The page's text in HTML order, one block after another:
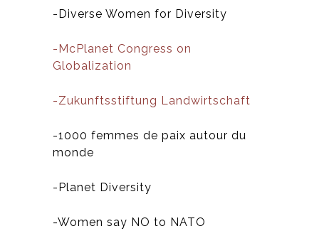
-Diverse Women for Diversity
-McPlanet Congress on
Globalization
-Zukunftsstiftung Landwirtschaft
-1000 femmes de paix autour du
monde
-Planet Diversity
-Women say NO to NATO